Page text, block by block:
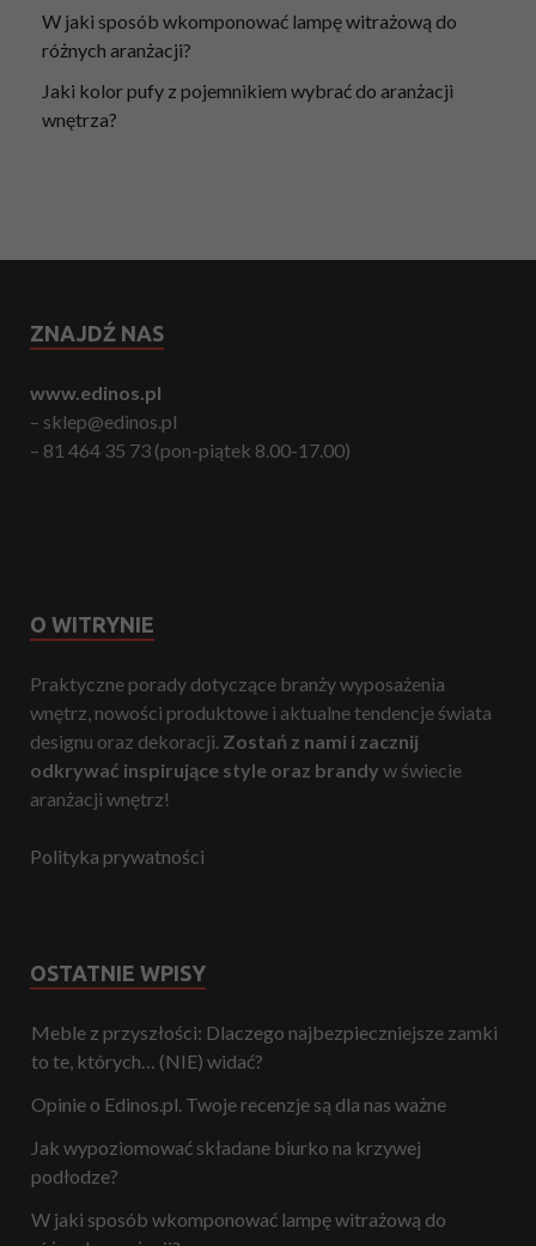
W jaki sposób wkomponować lampę witrażową do
różnych aranżacji?
Jaki kolor pufy z pojemnikiem wybrać do aranżacji
wnętrza?
ZNAJDŹ NAS
www.edinos.pl
– sklep@edinos.pl
– 81 464 35 73 (pon-piątek 8.00-17.00)
O WITRYNIE
Praktyczne porady dotyczące branży wyposażenia
wnętrz, nowości produktowe i aktualne tendencje świata
designu oraz dekoracji. Zostań z nami i zacznij
odkrywać inspirujące style oraz brandy w świecie
aranżacji wnętrz!
Polityka prywatności
OSTATNIE WPISY
Meble z przyszłości: Dlaczego najbezpieczniejsze zamki
to te, których… (NIE) widać?
Opinie o Edinos.pl. Twoje recenzje są dla nas ważne
Jak wypoziomować składane biurko na krzywej
podłodze?
W jaki sposób wkomponować lampę witrażową do